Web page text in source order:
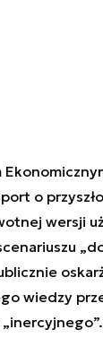
o
wersji
wiedzy